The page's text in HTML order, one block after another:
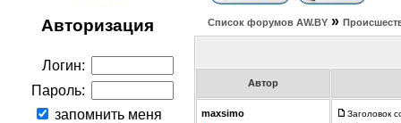
Авторизация
Логин:
Пароль:
запомнить меня
Список форумов АW.BY »
Автор
maxsimo
Заголовок